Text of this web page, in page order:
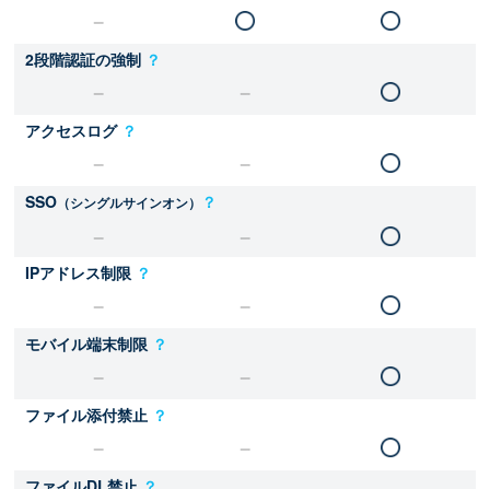
2段階認証の強制 ？
アクセスログ ？
SSO （シングルサインオン） ？
IPアドレス制限 ？
モバイル端末制限 ？
ファイル添付禁止 ？